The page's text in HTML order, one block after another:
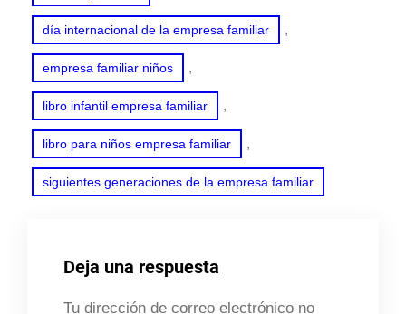
día internacional de la empresa familiar ,
empresa familiar niños ,
libro infantil empresa familiar ,
libro para niños empresa familiar ,
siguientes generaciones de la empresa familiar
Deja una respuesta
Tu dirección de correo electrónico no